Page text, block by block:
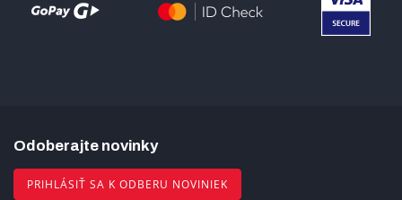
Odoberajte novinky
PRIHLÁSIŤ SA K ODBERU NOVINIEK